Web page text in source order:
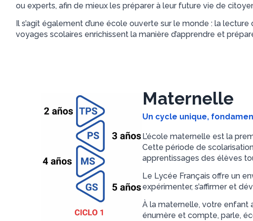
ou experts, afin de mieux les préparer à leur future vie de
Il s’agit également d’une école ouverte sur le monde : la
voyages scolaires enrichissent la manière d’apprendre et
Maternelle
Un cycle unique,
L’école maternelle est la
Cette période de
apprentissages des élèves
Le Lycée Français offre un
expérimenter, s’affirmer et
À la maternelle, votre enfant
énumère et compte, parle,